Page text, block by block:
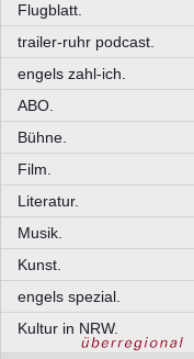
Flugblatt.
trailer-ruhr podcast.
engels zahl-ich.
ABO.
Bühne.
Film.
Literatur.
Musik.
Kunst.
engels spezial.
Kultur in NRW.